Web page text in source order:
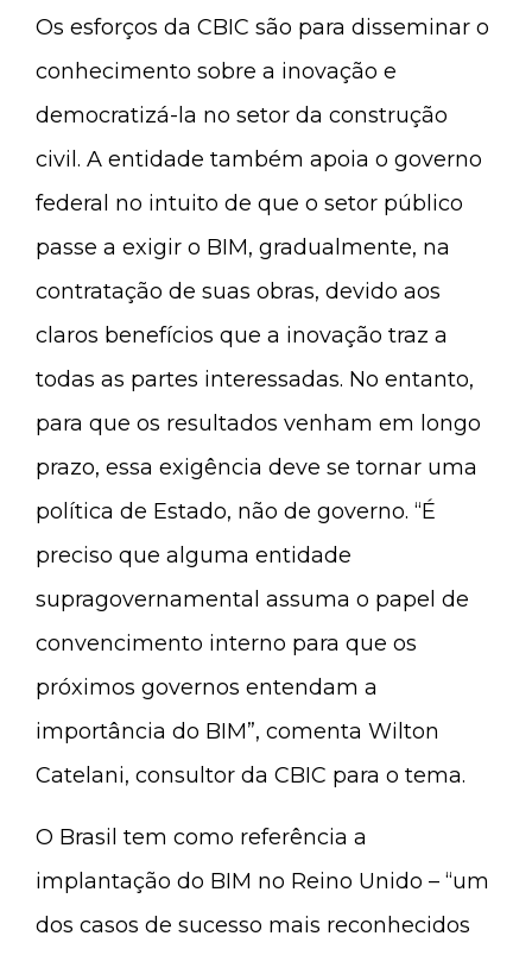
Os esforços da CBIC são para disseminar o
conhecimento sobre a inovação e
democratizá-la no setor da construção
civil. A entidade também apoia o governo
federal no intuito de que o setor público
passe a exigir o BIM, gradualmente, na
contratação de suas obras, devido aos
claros benefícios que a inovação traz a
todas as partes interessadas. No entanto,
para que os resultados venham em longo
prazo, essa exigência deve se tornar uma
política de Estado, não de governo. “É
preciso que alguma entidade
supragovernamental assuma o papel de
convencimento interno para que os
próximos governos entendam a
importância do BIM”, comenta Wilton
Catelani, consultor da CBIC para o tema.
O Brasil tem como referência a
implantação do BIM no Reino Unido – “um
dos casos de sucesso mais reconhecidos